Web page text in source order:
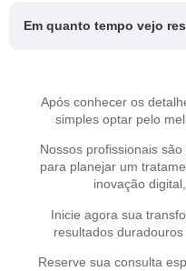
Em quanto tempo vejo
Após conhecer os
simples optar pelo
Nossos profissionais
para planejar um
inovação
Inicie agora sua
resultados
Reserve sua consulta